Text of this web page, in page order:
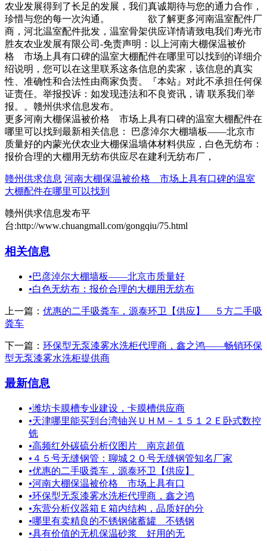
农业发展得到了长足的发展，我们真诚期待与您的通力合作，
珍惜与您的每一次沟通。 欲了解更多河南温室配件厂
商，河北温室配件批发，温室骨架供应详情请致电我们寿光市
胜友农业发展有限公司-免责声明：以上河南大棚保温被价
格 市场上具有口碑的温室大棚配件在哪里可以找到的详细介
绍说明，您可以在这里联系这条信息的卖家，该信息的真实
性、准确性和合法性由商家负责。『本站』对此不承担任何保
证责任。举报投诉：如发现违法和不良资讯，请 联系我们举
报。。赣州供求信息发布。
更多河南大棚保温被价格 市场上具有口碑的温室大棚配件在
哪里可以找到最新相关信息： 巴彦淖尔大棚墙板——北京市
质量好的内蒙光伏农业大棚保温墙体材料供应，白色无纺布：
报价合理的大棚用无纺布供应尽在建利无纺布厂，
赣州供求信息 河南大棚保温被价格 市场上具有口碑的温室
大棚配件在哪里可以找到
赣州供求信息发布平
台:http://www.chuangmall.com/gongqiu/75.html
相关信息
•巴彦淖尔大棚墙板——北京市质量好
•白色无纺布：报价合理的大棚用无纺布
上一篇： 优惠的二手吸粪车，源泰环卫【供应】 ５方二手吸
粪车
下一篇： 环保型无泵漆雾水洗柜代理商，鑫之鸿——畅销环保
型无泵漆雾水洗柜提供商
最新信息
•潍坊卡膜槽专业建设，卡膜槽供应商
•天津哪里能买到台湾铀兴ＵＨＭ－１５１２Ｅ卧式数控
铣
•高频红外碳硫分析仪图片 南京超值
• ４５号无缝钢管：聊城２０号无缝钢管知名厂家
•优惠的二手吸粪车，源泰环卫【供应】
•河南大棚保温被价格 市场上具有口
•环保型无泵漆雾水洗柜代理商，鑫之鸿
•东营分析仪器箱Ｅ箱内结构，品质好的分
•哪里有卖精良的不锈钢储蓄罐＿不锈钢
•具有价值的无机保温砂浆 好用的无